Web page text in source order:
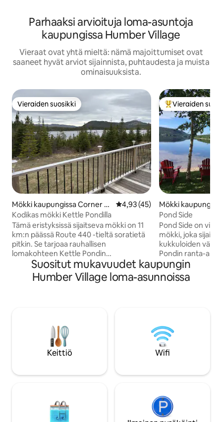
Parhaaksi arvioituja loma-asuntoja
kaupungissa Humber Village
Vieraat ovat yhtä mieltä: nämä majoittumiset ovat
saaneet hyvät arviot sijainnista, puhtaudesta ja muista
ominaisuuksista.
Vieraiden suosikki
Vieraiden suosikki
Mökki kaupungissa Corner Br
ook
Keskimääräinen arvio 4,93/5,
4,93 (45)
Kodikas mökki Kettle Pondilla
Tämä eristyksissä sijaitseva mökki on 11
km:n päässä Route 440 -tieltä soratietä
pitkin. Se tarjoaa rauhallisen
lomakohteen Kettle Pondin
luonnonkauniilla rannalla. Ihanteellinen
kalastukseen, uintiin ja melontaan – voit
laskea oman kanoottisi tai
takkatulen ääressä tai tähtien katselusta
pimeän taivaan alla. Matkapuhelinpalvelu
on käytettävissä, kun generaattori on
käynnissä, ja se tarjoaa juuri tarpeeksi
sisäänkirjautumisiin
Vieraiden
Vieraiden
Mökki
ay Pond
Pond Side
Pond Side on
mökki, joka
kukkuloiden
Pondin ranta-alueella.
muutaman
yksityiselle
vesikulkuneuvoihin. Tulisija,
Lakesta. Pond
Bay Pond
Viking Trail -
Täydellisesti
eteläpuolella.
Suositut mukavuudet kaupungin
Humber Village loma-asunnoissa
Keittiö Wifi